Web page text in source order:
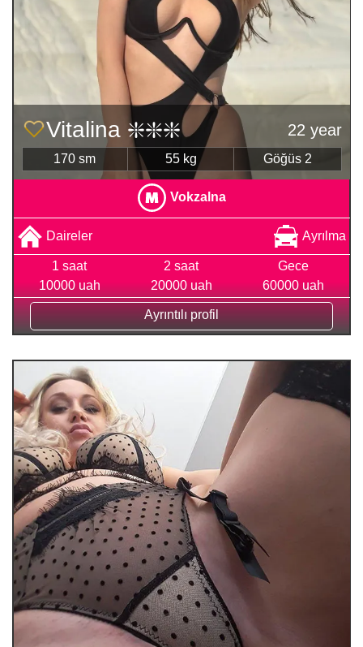
Vitalina ❇️❇️❇️ 22 year
170 sm 55 kg Göğüs 2
Vokzalna
Daireler Ayrılma
1 saat
10000 uah
2 saat
20000 uah
Gece
60000 uah
Ayrıntılı profil